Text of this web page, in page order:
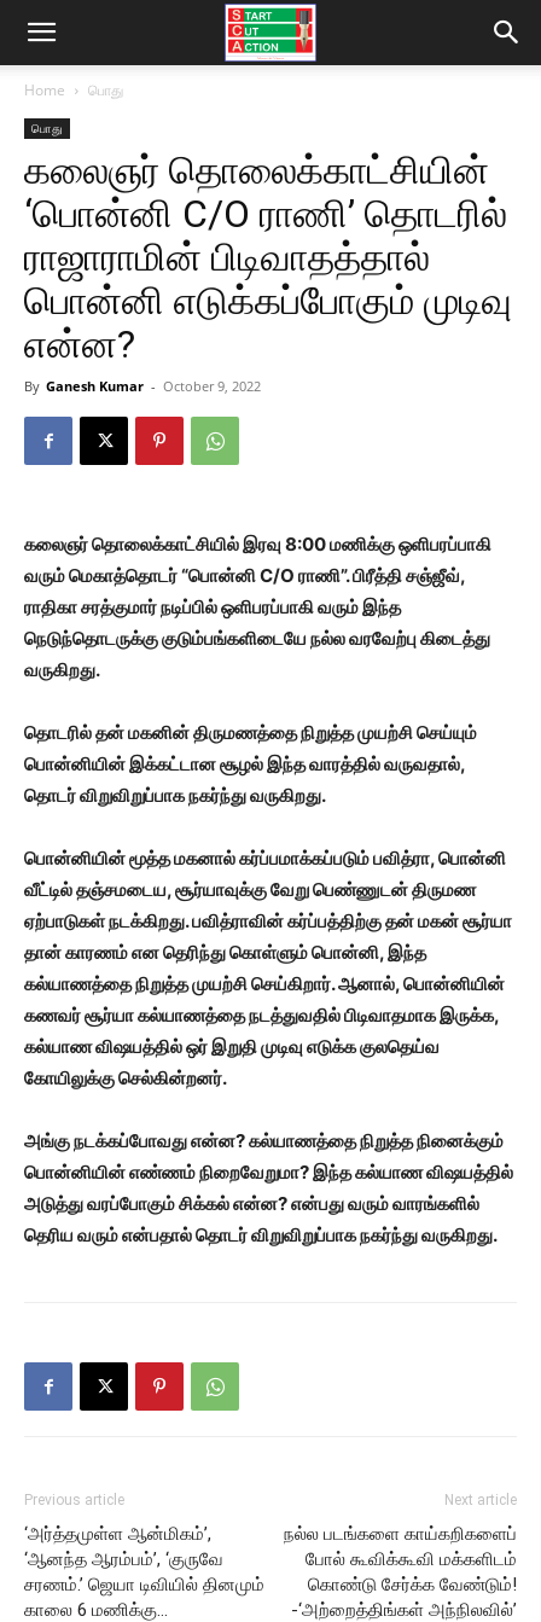
Home பொது
பொது
கலைஞர் தொலைக்காட்சியின்
‘பொன்னி C/O ராணி’ தொடரில்
ராஜாராமின் பிடிவாதத்தால்
பொன்னி எடுக்கப்போகும் முடிவு
என்ன?
By Ganesh Kumar - October 9, 2022
கலைஞர் தொலைக்காட்சியில் இரவு 8:00 மணிக்கு ஒளிபரப்பாகி
வரும் மெகாத்தொடர் “பொன்னி C/O ராணி”. பிரீத்தி சஞ்ஜீவ்,
ராதிகா சரத்குமார் நடிப்பில் ஒளிபரப்பாகி வரும் இந்த
நெடுந்தொடருக்கு குடும்பங்களிடையே நல்ல வரவேற்பு கிடைத்து
வருகிறது.
தொடரில் தன் மகனின் திருமணத்தை நிறுத்த முயற்சி செய்யும்
பொன்னியின் இக்கட்டான சூழல் இந்த வாரத்தில் வருவதால்,
தொடர் விறுவிறுப்பாக நகர்ந்து வருகிறது.
பொன்னியின் மூத்த மகனால் கர்ப்பமாக்கப்படும் பவித்ரா, பொன்னி
வீட்டில் தஞ்சமடைய, சூர்யாவுக்கு வேறு பெண்ணுடன் திருமண
ஏற்பாடுகள் நடக்கிறது. பவித்ராவின் கர்ப்பத்திற்கு தன் மகன் சூர்யா
தான் காரணம் என தெரிந்து கொள்ளும் பொன்னி, இந்த
கல்யாணத்தை நிறுத்த முயற்சி செய்கிறார். ஆனால், பொன்னியின்
கணவர் சூர்யா கல்யாணத்தை நடத்துவதில் பிடிவாதமாக இருக்க,
கல்யாண விஷயத்தில் ஒர் இறுதி முடிவு எடுக்க குலதெய்வ
கோயிலுக்கு செல்கின்றனர்.
அங்கு நடக்கப்போவது என்ன? கல்யாணத்தை நிறுத்த நினைக்கும்
பொன்னியின் எண்ணம் நிறைவேறுமா? இந்த கல்யாண விஷயத்தில்
அடுத்து வரப்போகும் சிக்கல் என்ன? என்பது வரும் வாரங்களில்
தெரிய வரும் என்பதால் தொடர் விறுவிறுப்பாக நகர்ந்து வருகிறது.
Previous article
‘அர்த்தமுள்ள ஆன்மிகம்’,
‘ஆனந்த ஆரம்பம்’, ‘குருவே
சரணம்.’ ஜெயா டிவியில் தினமும்
காலை 6 மணிக்கு…
Next article
நல்ல படங்களை காய்கறிகளைப்
போல் கூவிக்கூவி மக்களிடம்
கொண்டு சேர்க்க வேண்டும்!
-‘அற்றைத்திங்கள் அந்நிலவில்’